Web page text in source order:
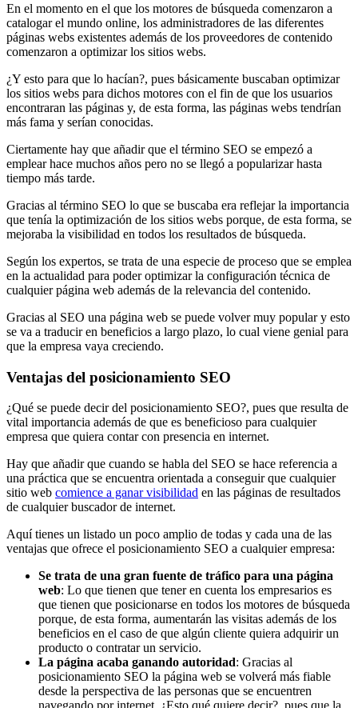
En el momento en el que los motores de búsqueda comenzaron a
catalogar el mundo online, los administradores de las diferentes
páginas webs existentes además de los proveedores de contenido
comenzaron a optimizar los sitios webs.
¿Y esto para que lo hacían?, pues básicamente buscaban optimizar
los sitios webs para dichos motores con el fin de que los usuarios
encontraran las páginas y, de esta forma, las páginas webs tendrían
más fama y serían conocidas.
Ciertamente hay que añadir que el término SEO se empezó a
emplear hace muchos años pero no se llegó a popularizar hasta
tiempo más tarde.
Gracias al término SEO lo que se buscaba era reflejar la importancia
que tenía la optimización de los sitios webs porque, de esta forma, se
mejoraba la visibilidad en todos los resultados de búsqueda.
Según los expertos, se trata de una especie de proceso que se emplea
en la actualidad para poder optimizar la configuración técnica de
cualquier página web además de la relevancia del contenido.
Gracias al SEO una página web se puede volver muy popular y esto
se va a traducir en beneficios a largo plazo, lo cual viene genial para
que la empresa vaya creciendo.
Ventajas del posicionamiento SEO
¿Qué se puede decir del posicionamiento SEO?, pues que resulta de
vital importancia además de que es beneficioso para cualquier
empresa que quiera contar con presencia en internet.
Hay que añadir que cuando se habla del SEO se hace referencia a
una práctica que se encuentra orientada a conseguir que cualquier
sitio web comience a ganar visibilidad en las páginas de resultados
de cualquier buscador de internet.
Aquí tienes un listado un poco amplio de todas y cada una de las
ventajas que ofrece el posicionamiento SEO a cualquier empresa:
Se trata de una gran fuente de tráfico para una página
web: Lo que tienen que tener en cuenta los empresarios es
que tienen que posicionarse en todos los motores de búsqueda
porque, de esta forma, aumentarán las visitas además de los
beneficios en el caso de que algún cliente quiera adquirir un
producto o contratar un servicio.
La página acaba ganando autoridad: Gracias al
posicionamiento SEO la página web se volverá más fiable
desde la perspectiva de las personas que se encuentren